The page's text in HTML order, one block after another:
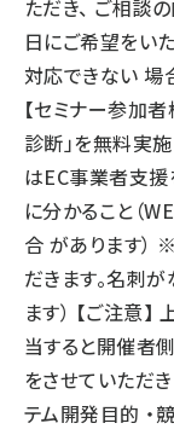
ただき、 ご相談
日にご希望をい
対応できない 場
【セミナー参加
診断」を無料実
はEC事業者支
に分かること（
合 があります）
だきます。名刺
ます） 【ご注意
当すると開催者
をさせていただ
テム開発目的 ・